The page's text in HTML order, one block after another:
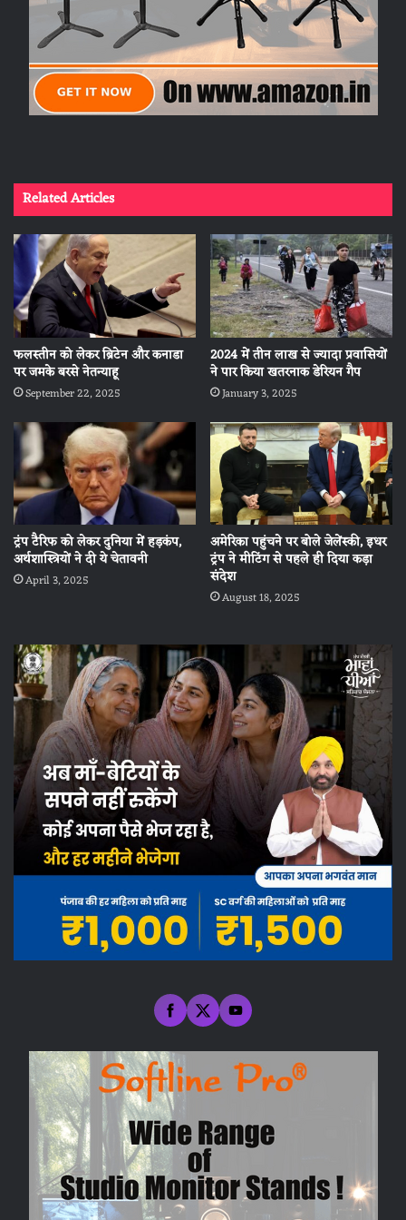
Related Articles
फलस्तीन को लेकर ब्रिटेन और कनाडा
पर जमके बरसे नेतन्याहू
September 22, 2025
2024 में तीन लाख से ज्यादा प्रवासियों
ने पार किया खतरनाक डेरियन गैप
January 3, 2025
ट्रंप टैरिफ को लेकर दुनिया में हड़कंप,
अर्थशास्त्रियों ने दी ये चेतावनी
April 3, 2025
अमेरिका पहुंचने पर बोले जेलेंस्की, इधर
ट्रंप ने मीटिंग से पहले ही दिया कड़ा
संदेश
August 18, 2025